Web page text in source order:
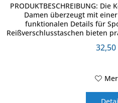
PRODUKTBESCHREIBUNG:
Damen überzeugt mit
funktionalen Details für
Reißverschlusstaschen bieten